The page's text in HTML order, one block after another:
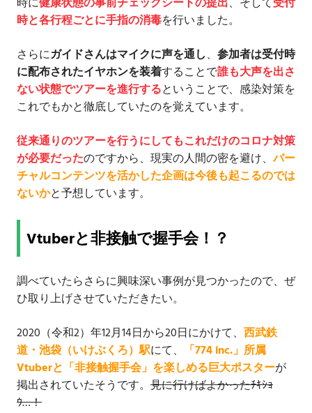
時と各行程ごとに手指の消毒を行いました。
さらにガイドさんはマイクに声を通し、 参加者は受付時
に配布されたイヤホンを装着することで誰も大声を出さ
ない状態でツアーを進行するということで、感染対策を
これでもかと徹底していたのを覚えています。
従来通りのツアーを行うにしてもこれだけのコロナ対策
が必要だったのですから、現実の人間の密を避け、バー
チャルコンテンツを活かした企画は今後も起こるのでは
ないかと予想しています。
Vtuberと非接触で握手会！？
調べていたらさらに興味深い事例が見つかったので、ぜ
ひ取り上げさせていただきたい。
2020（令和2）年12月14日から20日にかけて、 西武鉄
道・池袋（いけぶくろ）駅にて、
「774 inc.」所属
Vtuberと「非接触握手会」を楽しめる巨大ポスターが
掲出されていたそうです。 見に行けばよかったﾁｷｼｮ
ｳ…！